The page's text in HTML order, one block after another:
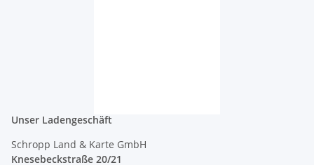
Unser Ladengeschäft
Schropp Land & Karte GmbH
Knesebeckstraße 20/21